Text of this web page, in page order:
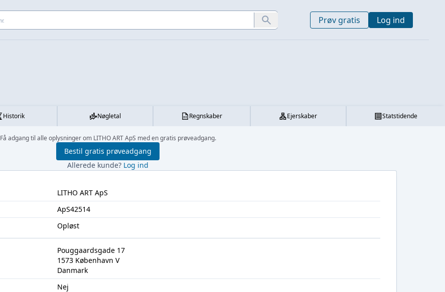
Prøv gratis Log ind
Historik Nøgletal Regnskaber Ejerskaber Statstidende
Få adgang til alle oplysninger om LITHO ART ApS med en gratis prøveadgang.
Bestil gratis prøveadgang
Allerede kunde? Log ind
LITHO ART ApS
ApS42514
Opløst
Pouggaardsgade 17
1573 København V
Danmark
Nej